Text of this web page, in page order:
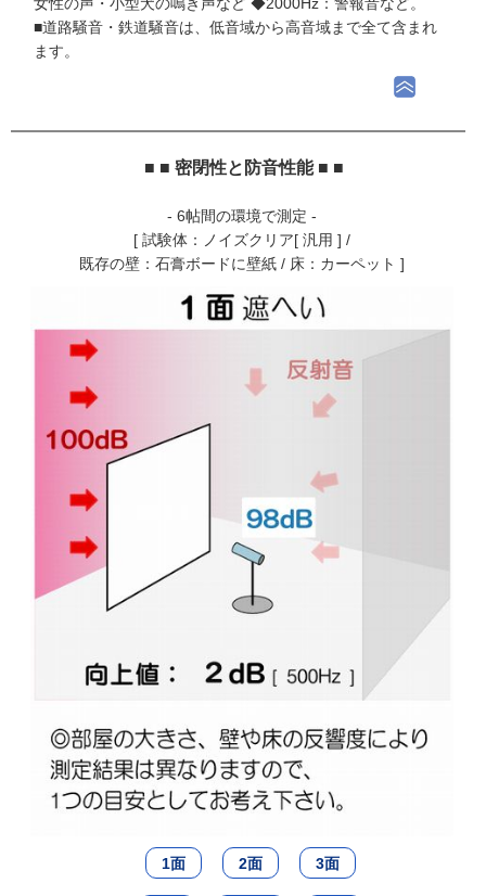
■道路騒音・鉄道騒音は、低音域から高音域まで全て含まれ
ます。
■ ■ 密閉性と防音性能 ■ ■
- 6帖間の環境で測定 -
[ 試験体：ノイズクリア[ 汎用 ] /
既存の壁：石膏ボードに壁紙 / 床：カーペット ]
1面 2面 3面